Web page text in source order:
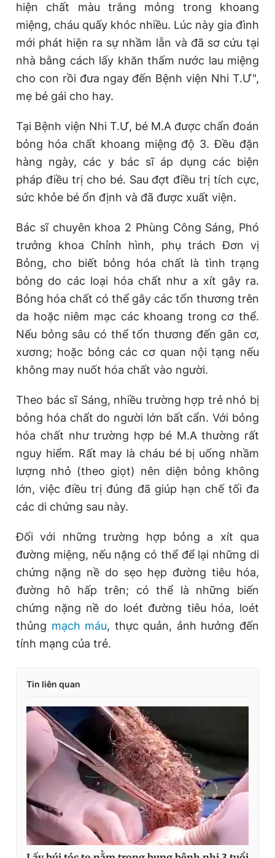
hiện chất màu trắng mỏng trong khoang
miệng, cháu quấy khóc nhiều. Lúc này gia đình
mới phát hiện ra sự nhầm lẫn và đã sơ cứu tại
nhà bằng cách lấy khăn thấm nước lau miệng
cho con rồi đưa ngay đến Bệnh viện Nhi T.Ư",
mẹ bé gái cho hay.
Tại Bệnh viện Nhi T.Ư, bé M.A được chẩn đoán
bỏng hóa chất khoang miệng độ 3. Đều đặn
hàng ngày, các y bác sĩ áp dụng các biện
pháp điều trị cho bé. Sau đợt điều trị tích cực,
sức khỏe bé ổn định và đã được xuất viện.
Bác sĩ chuyên khoa 2 Phùng Công Sáng, Phó
trưởng khoa Chỉnh hình, phụ trách Đơn vị
Bỏng, cho biết bỏng hóa chất là tình trạng
bỏng do các loại hóa chất như a xít gây ra.
Bỏng hóa chất có thể gây các tổn thương trên
da hoặc niêm mạc các khoang trong cơ thể.
Nếu bỏng sâu có thể tổn thương đến gân cơ,
xương; hoặc bỏng các cơ quan nội tạng nếu
không may nuốt hóa chất vào người.
Theo bác sĩ Sáng, nhiều trường hợp trẻ nhỏ bị
bỏng hóa chất do người lớn bất cẩn. Với bỏng
hóa chất như trường hợp bé M.A thường rất
nguy hiểm. Rất may là cháu bé bị uống nhầm
lượng nhỏ (theo giọt) nên diện bỏng không
lớn, việc điều trị đúng đã giúp hạn chế tối đa
các di chứng sau này.
Đối với những trường hợp bỏng a xít qua
đường miệng, nếu nặng có thể để lại những di
chứng nặng nề do sẹo hẹp đường tiêu hóa,
đường hô hấp trên; có thể là những biến
chứng nặng nề do loét đường tiêu hóa, loét
thủng mạch máu, thực quản, ảnh hưởng đến
tính mạng của trẻ.
Tin liên quan